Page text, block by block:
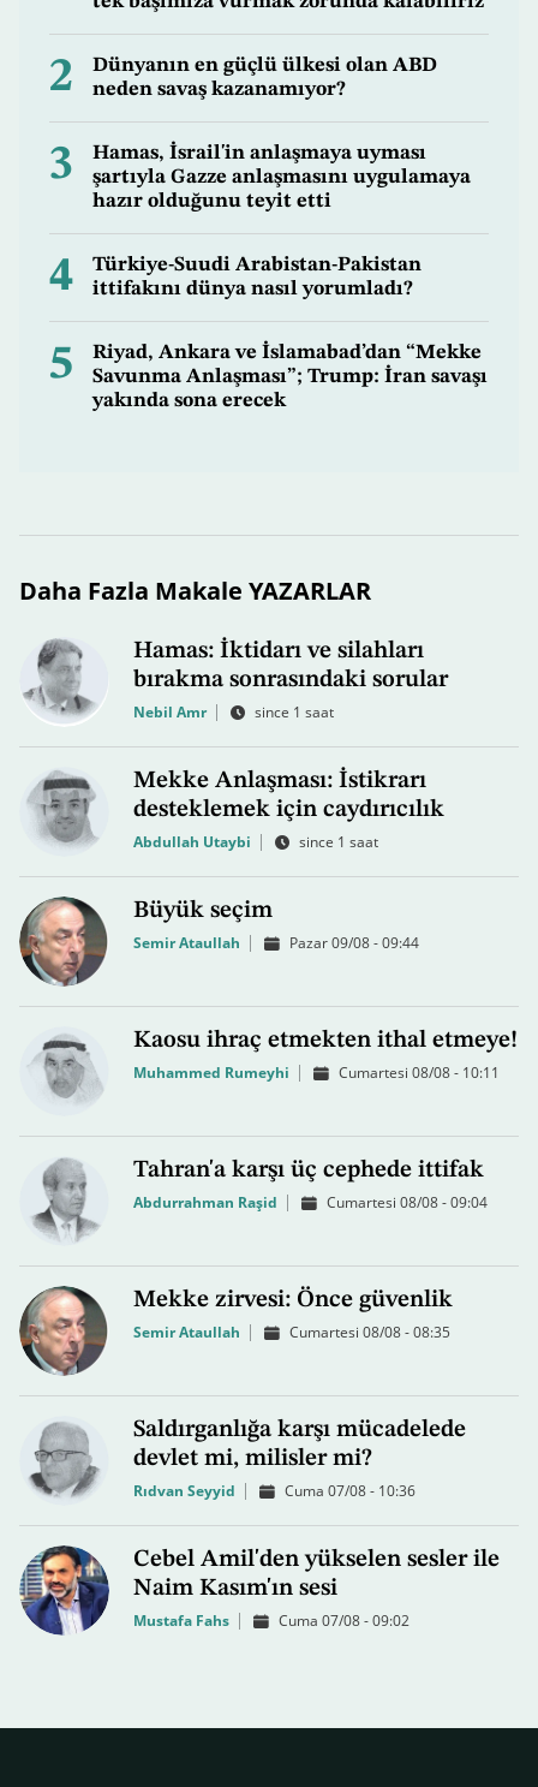
2
Dünyanın en güçlü ülkesi olan ABD
neden savaş kazanamıyor?
3
Hamas, İsrail'in anlaşmaya uyması
şartıyla Gazze anlaşmasını uygulamaya
hazır olduğunu teyit etti
4
Türkiye-Suudi Arabistan-Pakistan
ittifakını dünya nasıl yorumladı?
5
Riyad, Ankara ve İslamabad’dan “Mekke
Savunma Anlaşması”; Trump: İran savaşı
yakında sona erecek
Daha Fazla Makale YAZARLAR
Hamas: İktidarı ve silahları
bırakma sonrasındaki sorular
Nebil Amr since 1 saat
Mekke Anlaşması: İstikrarı
desteklemek için caydırıcılık
Abdullah Utaybi since 1 saat
Büyük seçim
Semir Ataullah Pazar 09/08 - 09:44
Kaosu ihraç etmekten ithal etmeye!
Muhammed Rumeyhi Cumartesi 08/08 - 10:11
Tahran'a karşı üç cephede ittifak
Abdurrahman Raşid Cumartesi 08/08 - 09:04
Mekke zirvesi: Önce güvenlik
Semir Ataullah Cumartesi 08/08 - 08:35
Saldırganlığa karşı mücadelede
devlet mi, milisler mi?
Rıdvan Seyyid Cuma 07/08 - 10:36
Cebel Amil'den yükselen sesler ile
Naim Kasım'ın sesi
Mustafa Fahs Cuma 07/08 - 09:02